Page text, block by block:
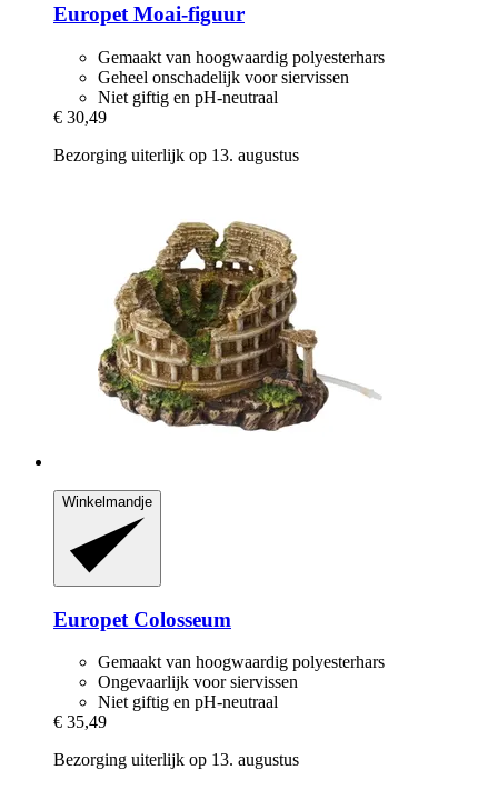
Europet Moai-​figuur
Gemaakt van hoogwaardig polyesterhars
Geheel onschadelijk voor siervissen
Niet giftig en pH-neutraal
€ 30,49
Bezorging uiterlijk op 13. augustus
Winkelmandje
Europet Colosseum
Gemaakt van hoogwaardig polyesterhars
Ongevaarlijk voor siervissen
Niet giftig en pH-neutraal
€ 35,49
Bezorging uiterlijk op 13. augustus